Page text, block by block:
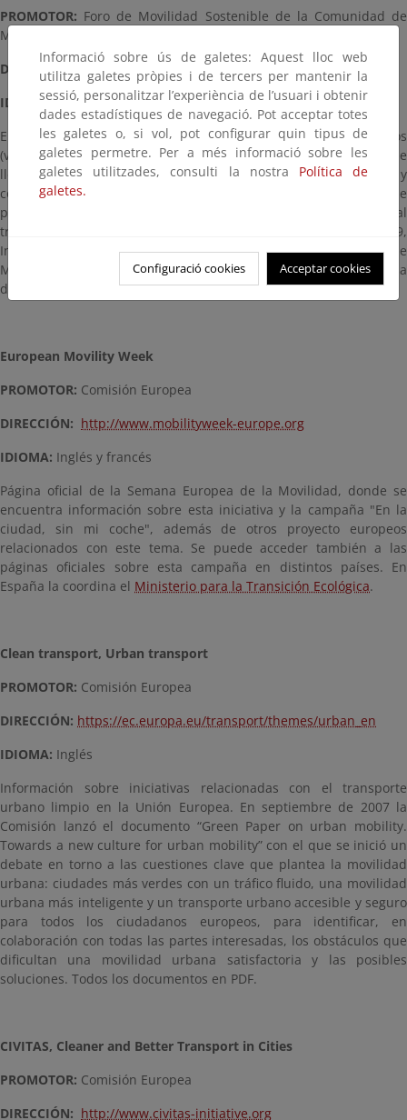
PROMOTOR: Foro de Movilidad Sostenible de la Comunidad de
Madrid
DIRECCIÓN:
http://www.foromovilidadsostenible.org/
IDIOMA:Español
El Foro de Movilidad está formado por un conjunto de colectivos
(vecinos, ecologistas, urbanistas, técnicos en transporte, etc.) que
llevan tiempo analizando la movilidad en la ciudad de Madrid y
coronas metropolitanas. En la sección "Documentación", se
pueden descargar informes y recursos como: "La movilidad al
trabajo más sostenible. 35 experiencias y buenas prácticas" (2009,
Instituto Sindical de Trabajo, Ambiente y Salud - ISTAS), Ley de
Movilidad de la Comunidad de Madrid (2008), alegaciones a
distintos planes de movilidad...
European Movility Week
PROMOTOR: Comisión Europea
DIRECCIÓN: http://www.mobilityweek-europe.org
IDIOMA: Inglés y francés
Página oficial de la Semana Europea de la Movilidad, donde se
encuentra información sobre esta iniciativa y la campaña "En la
ciudad, sin mi coche", además de otros proyecto europeos
relacionados con este tema. Se puede acceder también a las
páginas oficiales sobre esta campaña en distintos países. En
España la coordina el Ministerio para la Transición Ecológica.
Clean transport, Urban transport
PROMOTOR: Comisión Europea
DIRECCIÓN: https://ec.europa.eu/transport/themes/urban_en
IDIOMA: Inglés
Información sobre iniciativas relacionadas con el transporte
urbano limpio en la Unión Europea. En septiembre de 2007 la
Comisión lanzó el documento “Green Paper on urban mobility.
Towards a new culture for urban mobility” con el que se inició un
debate en torno a las cuestiones clave que plantea la movilidad
urbana: ciudades más verdes con un tráfico fluido, una movilidad
urbana más inteligente y un transporte urbano accesible y seguro
para todos los ciudadanos europeos, para identificar, en
colaboración con todas las partes interesadas, los obstáculos que
dificultan una movilidad urbana satisfactoria y las posibles
soluciones. Todos los documentos en PDF.
CIVITAS, Cleaner and Better Transport in Cities
PROMOTOR: Comisión Europea
DIRECCIÓN: http://www.civitas-initiative.org
Informació sobre ús de galetes: Aquest lloc web
utilitza galetes pròpies i de tercers per mantenir la
sessió, personalitzar l’experiència de l’usuari i obtenir
dades estadístiques de navegació. Pot acceptar totes
les galetes o, si vol, pot configurar quin tipus de
galetes permetre. Per a més informació sobre les
galetes utilitzades, consulti la nostra Política de
galetes.
Configuració cookies Acceptar cookies